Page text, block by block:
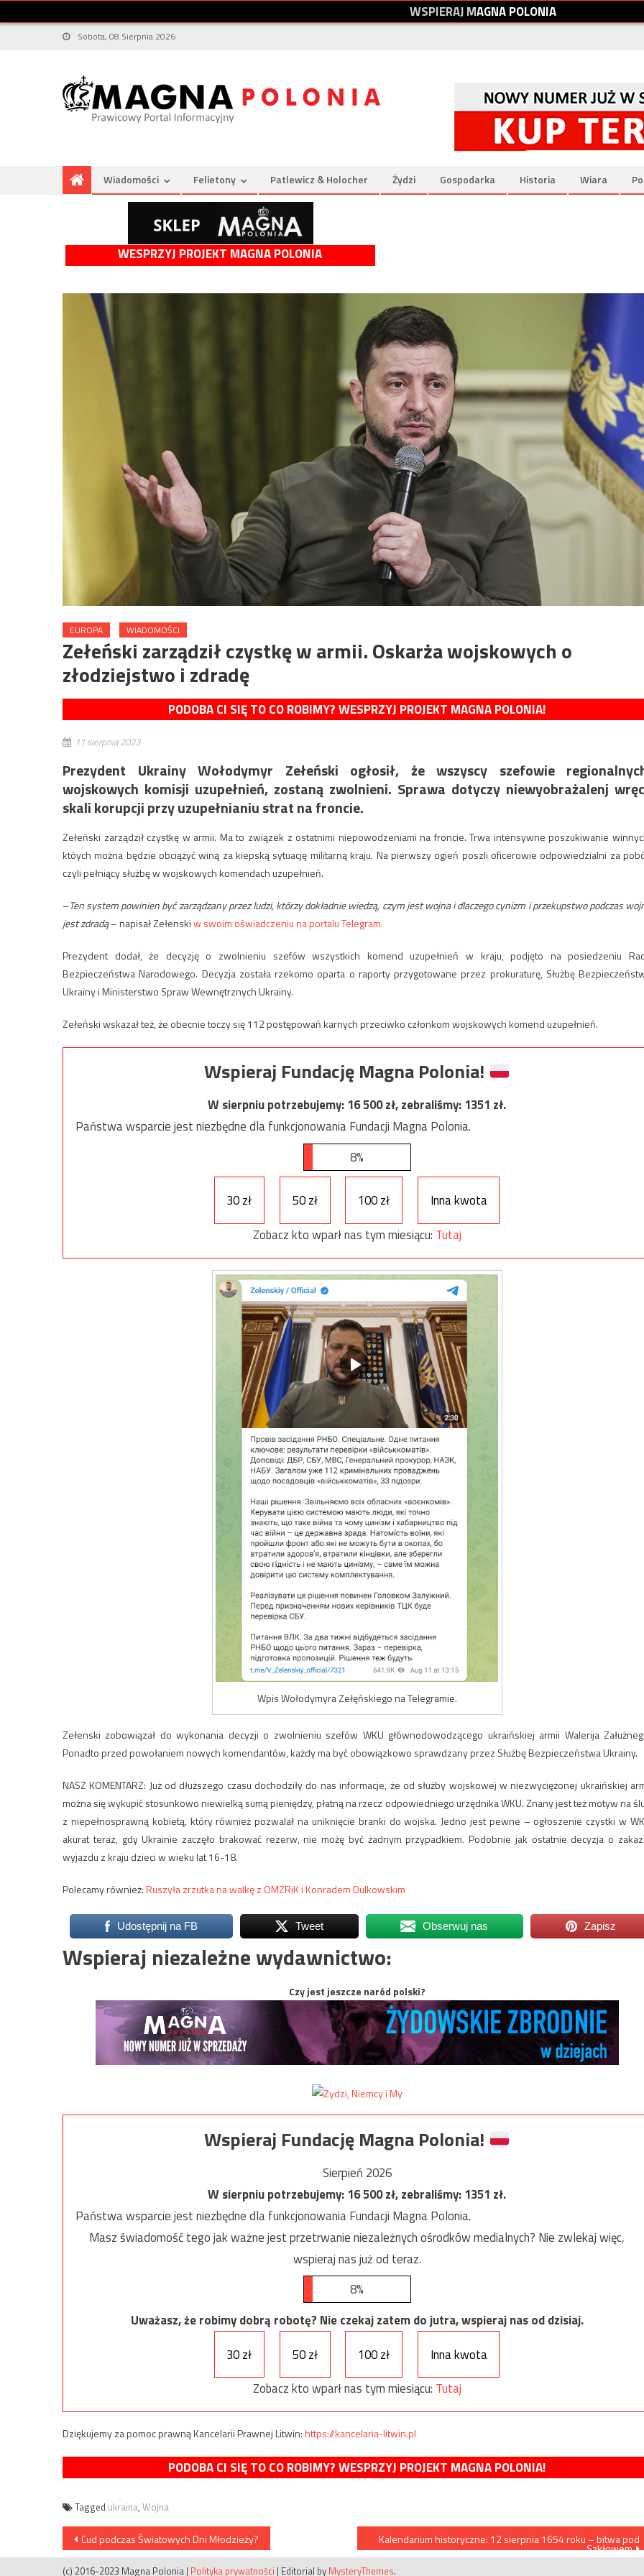
WSPIERAJMAGNAPOLONIA
Sobota, 08 Sierpnia 2026
Wiadomości Felietony Patlewicz & Holocher Żydzi Gospodarka Historia Wiara
WESPRZYJ PROJEKT MAGNA POLONIA
EUROPA WIADOMOŚCI
Zełeński zarządził czystkę w armii. Oskarża wojskowych o
złodziejstwo i zdradę
PODOBA CI SIĘ TO CO ROBIMY? WESPRZYJ PROJEKT MAGNA POLONIA!
11 sierpnia 2023
Prezydent Ukrainy Wołodymyr Zełeński ogłosił, że wszyscy szefowie
wojskowych komisji uzupełnień, zostaną zwolnieni. Sprawa dotyczy niewyobrażalenj
skali korupcji przy uzupełnianiu strat na froncie.
Zełeński zarządził czystkę w armii. Ma to związek z ostatnimi niepowodzeniami na froncie. Trwa intensywne poszukiwanie
któych można będzie obciążyć winą za kiepską sytuację militarną kraju. Na pierwszy ogień poszli oficerowie odpowiedzialni za
czyli pełniący służbę w wojskowych komendach uzupełnień.
–Ten system powinien być zarządzany przez ludzi, którzy dokładnie wiedzą, czym jest wojna i dlaczego cynizm i przekupstwo podczas
jest zdradą– napisał Zełenskiw swoim oświadczeniu na portalu Telegram.
Prezydent dodał, że decyzję o zwolnieniu szefów wszystkich komend uzupełnień w kraju, podjęto na posiedzeniu
Bezpieczeństwa Narodowego. Decyzja została rzekomo oparta o raporty przygotowane przez prokuraturę, Służbę
Ukrainy i Ministerstwo Spraw Wewnętrznych Ukrainy.
Zełeński wskazał też, że obecnie toczy się 112 postępowań karnych przeciwko członkom wojskowych komend uzupełnień.
Wspieraj Fundację Magna Polonia!
W sierpniu potrzebujemy:16 500zł, zebraliśmy:1351 zł.
Państwa wsparcie jest niezbędne dla funkcjonowania Fundacji Magna Polonia.
8%
30 zł 50 zł 100 zł
Inna kwota
Zobacz kto wparł nas tym miesiącu: Tutaj
Wpis Wołodymyra Zełęńskiego na Telegramie.
Zełenski zobowiązał do wykonania decyzji o zwolnieniu szefów WKU głównodowodzącego ukraińskiej armii Walerija
Ponadto przed powołaniem nowych komendantów, każdy ma być obowiązkowo sprawdzany przez Służbę Bezpieczeństwa Ukrainy.
NASZ KOMENTARZ: Już od dłuższego czasu dochodziły do nas informacje, że od służby wojskowej w niezwyciężonej ukraińskiej
można się wykupić stosunkowo niewielką sumą pieniędzy, płatną na rzecz odpowiedniego urzędnika WKU. Znany jest też motyw na
z niepełnosprawną kobietą, który również pozwalał na uniknięcie branki do wojska. Jedno jest pewne – ogłoszenie czystki w
akurat teraz, gdy Ukrainie zaczęło brakować rezerw, nie możę być żadnym przypadkiem. Podobnie jak ostatnie decyzja o
wyjazdu z kraju dzieci w wieku lat 16-18.
Polecamy również:Ruszyła zrzutka na walkę z OMZRiK i Konradem Dulkowskim
Udostępnij na FB Tweet Obserwuj nas Zapisz
Wspieraj niezależne wydawnictwo:
Czy jest jeszcze naród polski?
Wspieraj Fundację Magna Polonia!
Sierpień 2026
W sierpniu potrzebujemy:16 500zł, zebraliśmy:1351 zł.
Państwa wsparcie jest niezbędne dla funkcjonowania Fundacji Magna Polonia.
Masz świadomość tego jak ważne jest przetrwanie niezależnych ośrodków medialnych? Nie zwlekaj więc,
wspieraj nas już od teraz.
8%
Uważasz, że robimy dobrą robotę? Nie czekaj zatem do jutra, wspieraj nas od dzisiaj.
30 zł
50 zł 100 zł
Inna kwota
Zobacz kto wparł nas tym miesiącu: Tutaj
Dziękujemy za pomoc prawną Kancelarii Prawnej Litwin:https://kancelaria-litwin.pl
PODOBA CI SIĘ TO CO ROBIMY? WESPRZYJ PROJEKT MAGNA POLONIA!
Tagged ukraina, Wojna
Nawigacja
wpisu
Cud podczas Światowych Dni Młodzieży? Kalendarium historyczne: 12 sierpnia 1654 roku – bitwa pod
Szkłowem
(c) 2016-2023 Magna Polonia | Polityka prywatności | Editorial by MysteryThemes.